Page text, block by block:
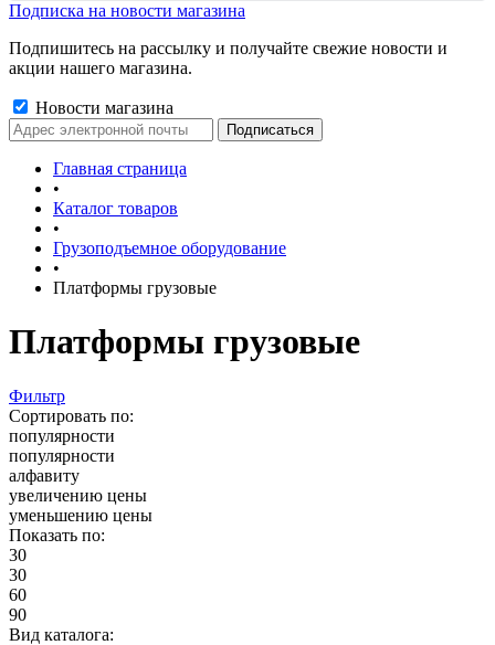
Подписка на новости магазина
Подпишитесь на рассылку и получайте свежие новости и
акции нашего магазина.
Новости магазина
Главная страница
•
Каталог товаров
•
Грузоподъемное оборудование
•
Платформы грузовые
Платформы грузовые
Фильтр
Сортировать по:
популярности
популярности
алфавиту
увеличению цены
уменьшению цены
Показать по:
30
30
60
90
Вид каталога: